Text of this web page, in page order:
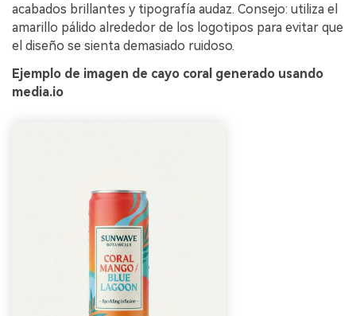
acabados brillantes y tipografía audaz. Consejo: utiliza el
amarillo pálido alrededor de los logotipos para evitar que
el diseño se sienta demasiado ruidoso.
Ejemplo de imagen de cayo coral generado usando
media.io